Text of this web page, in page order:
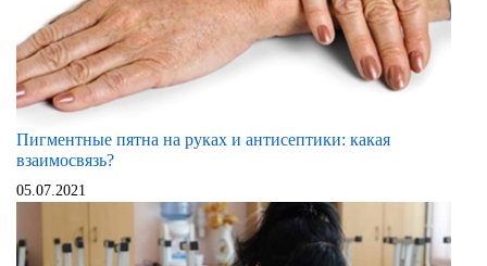
Пигментные пятна на руках и антисептики: какая
взаимосвязь?
05.07.2021